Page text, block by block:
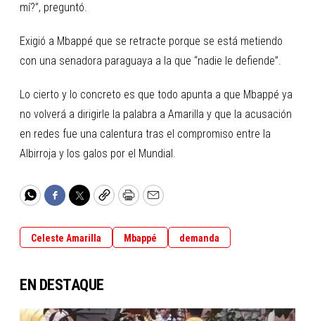
mí?”, preguntó.
Exigió a Mbappé que se retracte porque se está metiendo
con una senadora paraguaya a la que “nadie le defiende”.
Lo cierto y lo concreto es que todo apunta a que Mbappé ya
no volverá a dirigirle la palabra a Amarilla y que la acusación
en redes fue una calentura tras el compromiso entre la
Albirroja y los galos por el Mundial.
WhatsApp
Facebook
TwitterCopyPrintEmail
Celeste Amarilla Mbappé demanda
EN DESTAQUE